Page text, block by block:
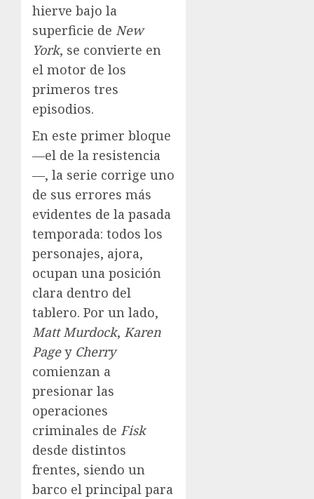
hierve bajo la
superficie de New
York, se convierte en
el motor de los
primeros tres
episodios.
En este primer bloque
—el de la resistencia
—, la serie corrige uno
de sus errores más
evidentes de la pasada
temporada: todos los
personajes, ajora,
ocupan una posición
clara dentro del
tablero. Por un lado,
Matt Murdock, Karen
Pagey Cherry
comienzan a
presionar las
operaciones
criminales de Fisk
desde distintos
frentes, siendo un
barco el principal para